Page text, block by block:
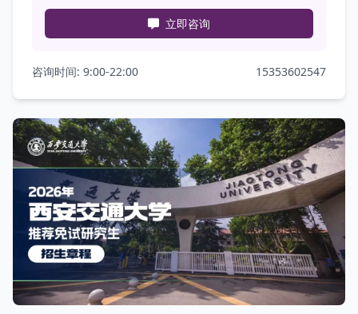
立即咨询
咨询时间: 9:00-22:00 15353602547